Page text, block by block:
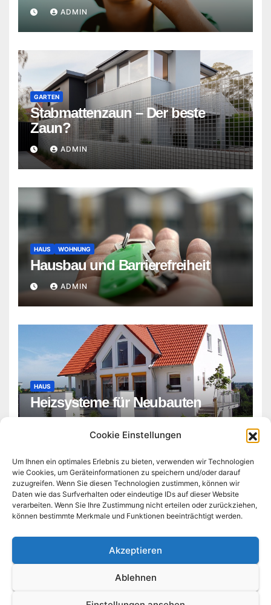
Cookie Einstellungen
Um Ihnen ein optimales Erlebnis zu bieten, verwenden wir Technologien
wie Cookies, um Geräteinformationen zu speichern und/oder darauf
zuzugreifen. Wenn Sie diesen Technologien zustimmen, können wir
Daten wie das Surfverhalten oder eindeutige IDs auf dieser Website
verarbeiten. Wenn Sie Ihre Zustimmung nicht erteilen oder zurückziehen,
können bestimmte Merkmale und Funktionen beeinträchtigt werden.
Akzeptieren
Ablehnen
ADMIN
GARTEN
Stabmattenzaun – Der beste
Zaun?
ADMIN
HAUS WOHNUNG
Hausbau und Barrierefreiheit
ADMIN
HAUS
Heizsysteme für Neubauten
neubau-sektor.de
Stolz präsentiert von WordPress